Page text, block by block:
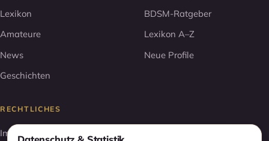
Lexikon
Amateure
News
Geschichten
BDSM-Ratgeber
Lexikon A–Z
Neue Profile
RECHTLICHES
Impressum